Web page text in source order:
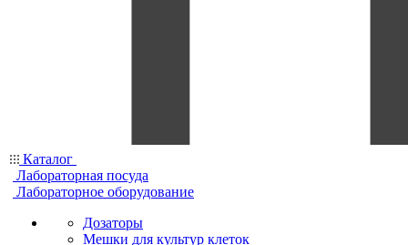
Каталог
Лабораторная посуда
Лабораторное оборудование
Дозаторы
Мешки для культур клеток